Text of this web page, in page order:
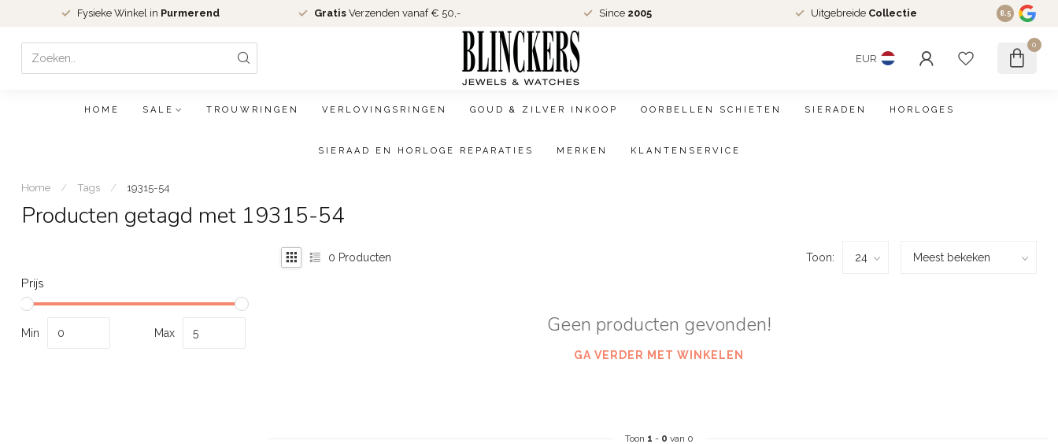
Fysieke Winkel in Purmerend GratisVerzenden vanaf € 50,- Since 2005 Uitgebreide Collectie 8.5
EUR
0
HOME SALE TROUWRINGEN VERLOVINGSRINGEN GOUD & ZILVER INKOOP OORBELLEN SCHIETEN SIERADEN HORLOGES
SIERAAD EN HORLOGE REPARATIES MERKEN KLANTENSERVICE
Home / Tags / 19315-54
Producten getagd met 19315-54
Prijs
Min Max
0 Producten Toon:
Geen producten gevonden!
GA VERDER MET WINKELEN
Toon 1 - 0 van 0